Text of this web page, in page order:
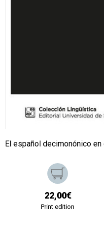
El español decimonónico
22,00€
Print edition